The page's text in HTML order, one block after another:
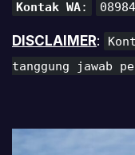
Kontak WA:
DISCLAIMER:
tanggung jawab